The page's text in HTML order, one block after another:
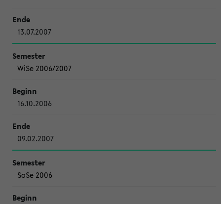
13.07.2007
WiSe 2006/2007
16.10.2006
09.02.2007
SoSe 2006